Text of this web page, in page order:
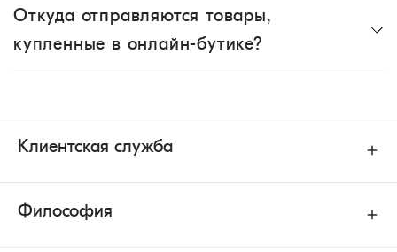
Откуда отправляются товары,
купленные в онлайн-бутике?
Клиентская служба
Философия